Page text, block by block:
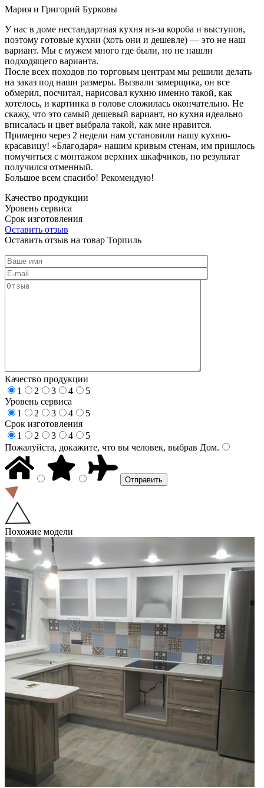
Мария и Григорий Бурковы
У нас в доме нестандартная кухня из-за короба и выступов,
поэтому готовые кухни (хоть они и дешевле) — это не наш
вариант. Мы с мужем много где были, но не нашли
подходящего варианта.
После всех походов по торговым центрам мы решили делать
на заказ под наши размеры. Вызвали замерщика, он все
обмерил, посчитал, нарисовал кухню именно такой, как
хотелось, и картинка в голове сложилась окончательно. Не
скажу, что это самый дешевый вариант, но кухня идеально
вписалась и цвет выбрала такой, как мне нравится.
Примерно через 2 недели нам установили нашу кухню-
красавицу! «Благодаря» нашим кривым стенам, им пришлось
помучиться с монтажом верхних шкафчиков, но результат
получился отменный.
Большое всем спасибо! Рекомендую!
Качество продукции
Уровень сервиса
Срок изготовления
Оставить отзыв
Оставить отзыв на товар Торпиль
Качество продукции
1
2 3 4
5
Уровень сервиса
1
2 3 4
5
Срок изготовления
1
2 3 4
5
Пожалуйста, докажите, что вы человек, выбрав Дом.
Похожие модели